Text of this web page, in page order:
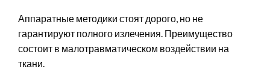
Аппаратные методики стоят дорого, но не
гарантируют полного излечения. Преимущество
состоит в малотравматическом воздействии на
ткани.